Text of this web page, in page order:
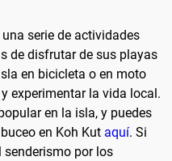
serie de actividades
de disfrutar de sus playas
en bicicleta o en moto
experimentar la vida local.
en la isla, y puedes
en Koh Kut aquí. Si
senderismo por los